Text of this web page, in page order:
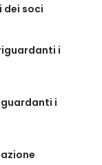
dei soci
i
i